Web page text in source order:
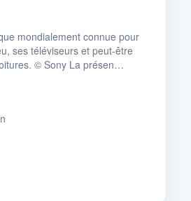
mondialement connue pour
ses téléviseurs et peut-être
© Sony La présen…